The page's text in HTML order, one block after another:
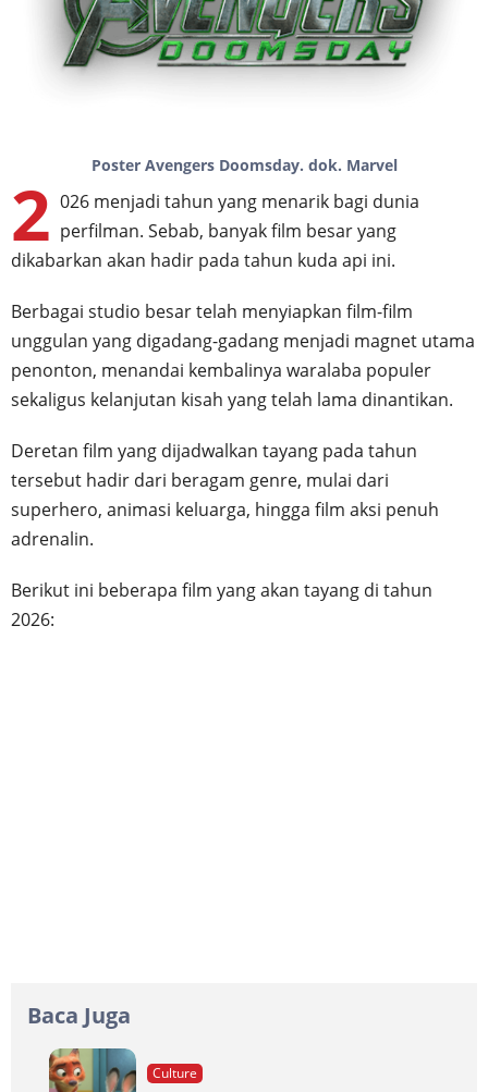
Poster Avengers Doomsday. dok. Marvel
2 026 menjadi tahun yang menarik bagi dunia
perfilman. Sebab, banyak film besar yang
dikabarkan akan hadir pada tahun kuda api ini.
Berbagai studio besar telah menyiapkan film-film
unggulan yang digadang-gadang menjadi magnet utama
penonton, menandai kembalinya waralaba populer
sekaligus kelanjutan kisah yang telah lama dinantikan.
Deretan film yang dijadwalkan tayang pada tahun
tersebut hadir dari beragam genre, mulai dari
superhero, animasi keluarga, hingga film aksi penuh
adrenalin.
Berikut ini beberapa film yang akan tayang di tahun
2026:
Baca Juga
Culture